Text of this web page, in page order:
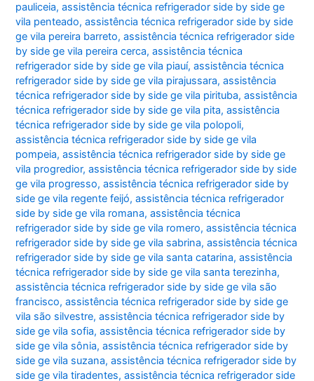
pauliceia,assistência técnica refrigerador side by side ge
vila penteado,assistência técnica refrigerador side by side
ge vila pereira barreto,assistência técnica refrigerador side
by side ge vila pereira cerca,assistência técnica
refrigerador side by side ge vila piauí,assistência técnica
refrigerador side by side ge vila pirajussara,assistência
técnica refrigerador side by side ge vila pirituba,assistência
técnica refrigerador side by side ge vila pita,assistência
técnica refrigerador side by side ge vila polopoli,
assistência técnica refrigerador side by side ge vila
pompeia,assistência técnica refrigerador side by side ge
vila progredior,assistência técnica refrigerador side by side
ge vila progresso,assistência técnica refrigerador side by
side ge vila regente feijó,assistência técnica refrigerador
side by side ge vila romana,assistência técnica
refrigerador side by side ge vila romero,assistência técnica
refrigerador side by side ge vila sabrina,assistência técnica
refrigerador side by side ge vila santa catarina,assistência
técnica refrigerador side by side ge vila santa terezinha,
assistência técnica refrigerador side by side ge vila são
francisco,assistência técnica refrigerador side by side ge
vila são silvestre,assistência técnica refrigerador side by
side ge vila sofia,assistência técnica refrigerador side by
side ge vila sônia,assistência técnica refrigerador side by
side ge vila suzana,assistência técnica refrigerador side by
side ge vila tiradentes,assistência técnica refrigerador side